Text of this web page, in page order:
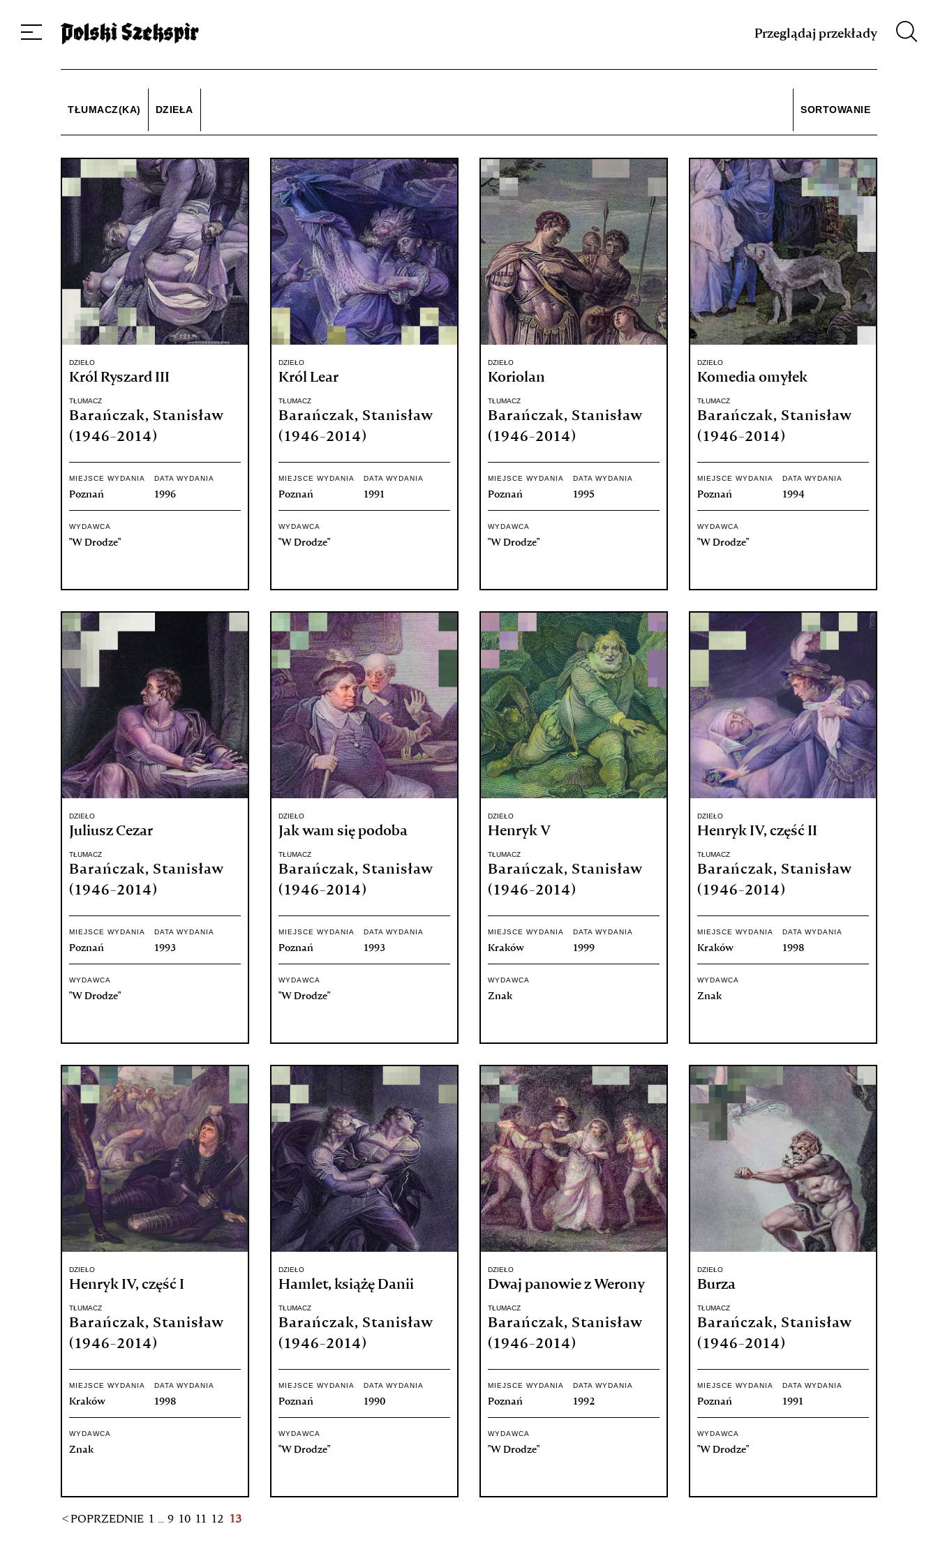
Przeglądaj przekłady
TŁUMACZ(KA) DZIEŁA SORTOWANIE
DZIEŁO
Król Ryszard III
TŁUMACZ
Barańczak, Stanisław
(1946-2014)
MIEJSCE WYDANIA
Poznań
DATA WYDANIA
1996
WYDAWCA
"W Drodze"
DZIEŁO
Król Lear
TŁUMACZ
Barańczak, Stanisław
(1946-2014)
MIEJSCE WYDANIA
Poznań
DATA WYDANIA
1991
WYDAWCA
"W Drodze"
DZIEŁO
Koriolan
TŁUMACZ
Barańczak, Stanisław
(1946-2014)
MIEJSCE WYDANIA
Poznań
DATA WYDANIA
1995
WYDAWCA
"W Drodze"
DZIEŁO
Komedia omyłek
TŁUMACZ
Barańczak, Stanisław
(1946-2014)
MIEJSCE WYDANIA
Poznań
DATA WYDANIA
1994
WYDAWCA
"W Drodze"
DZIEŁO
Juliusz Cezar
TŁUMACZ
Barańczak, Stanisław
(1946-2014)
MIEJSCE WYDANIA
Poznań
DATA WYDANIA
1993
WYDAWCA
"W Drodze"
DZIEŁO
Jak wam się podoba
TŁUMACZ
Barańczak, Stanisław
(1946-2014)
MIEJSCE WYDANIA
Poznań
DATA WYDANIA
1993
WYDAWCA
"W Drodze"
DZIEŁO
Henryk V
TŁUMACZ
Barańczak, Stanisław
(1946-2014)
MIEJSCE WYDANIA
Kraków
DATA WYDANIA
1999
WYDAWCA
Znak
DZIEŁO
Henryk IV, część II
TŁUMACZ
Barańczak, Stanisław
(1946-2014)
MIEJSCE WYDANIA
Kraków
DATA WYDANIA
1998
WYDAWCA
Znak
DZIEŁO
Henryk IV, część I
TŁUMACZ
Barańczak, Stanisław
(1946-2014)
MIEJSCE WYDANIA
Kraków
DATA WYDANIA
1998
WYDAWCA
Znak
DZIEŁO
Hamlet, książę Danii
TŁUMACZ
Barańczak, Stanisław
(1946-2014)
MIEJSCE WYDANIA
Poznań
DATA WYDANIA
1990
WYDAWCA
"W Drodze"
DZIEŁO
Dwaj panowie z Werony
TŁUMACZ
Barańczak, Stanisław
(1946-2014)
MIEJSCE WYDANIA
Poznań
DATA WYDANIA
1992
WYDAWCA
"W Drodze"
DZIEŁO
Burza
TŁUMACZ
Barańczak, Stanisław
(1946-2014)
MIEJSCE WYDANIA
Poznań
DATA WYDANIA
1991
WYDAWCA
"W Drodze"
< POPRZEDNIE 1 ... 9 10 11 12 13